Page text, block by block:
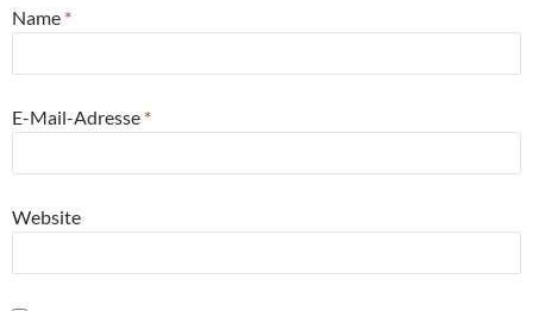
Name *
E-Mail-Adresse *
Website